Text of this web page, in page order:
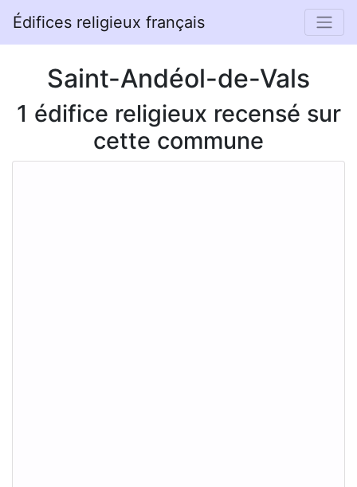
Édifices religieux français
Saint-Andéol-de-Vals
1 édifice religieux recensé sur
cette commune